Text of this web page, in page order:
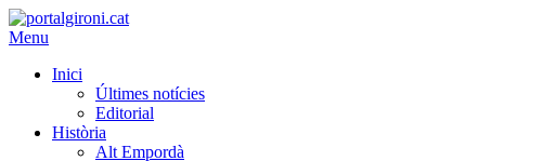
Menu
Inici
Últimes notícies
Editorial
Història
Alt Empordà